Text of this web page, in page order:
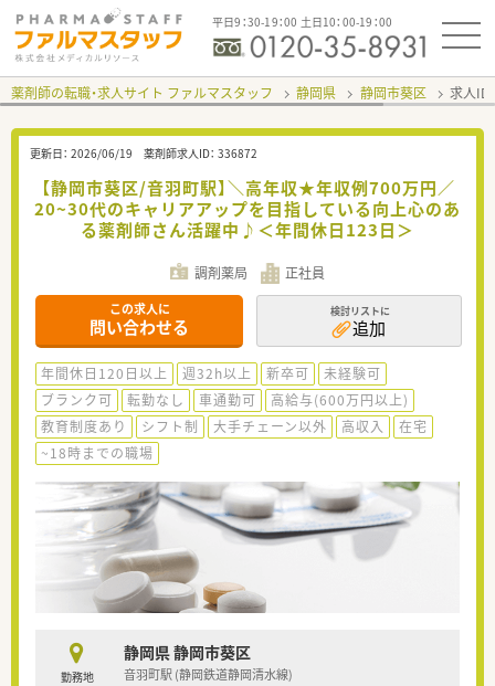
平日9：30-19：00 土日10：00-19：00
薬剤師の転職・求人サイト ファルマスタッフ 静岡県 静岡市葵区 求人ID
更新日： 2026/06/19 薬剤師求人ID： 336872
【静岡市葵区/音羽町駅】＼高年収★年収例700万円／
20~30代のキャリアアップを目指している向上心のあ
る薬剤師さん活躍中♪＜年間休日123日＞
調剤薬局 正社員
この求人に
問い合わせる
検討リストに
追加
年間休日120日以上 週32h以上 新卒可
未経験可
ブランク可
転勤なし 車通勤可
高給与(600万円以上)
教育制度あり
シフト制 大手チェーン以外 高収入
在宅
~18時までの職場
勤務地
静岡県 静岡市葵区
音羽町駅 (静岡鉄道静岡清水線)